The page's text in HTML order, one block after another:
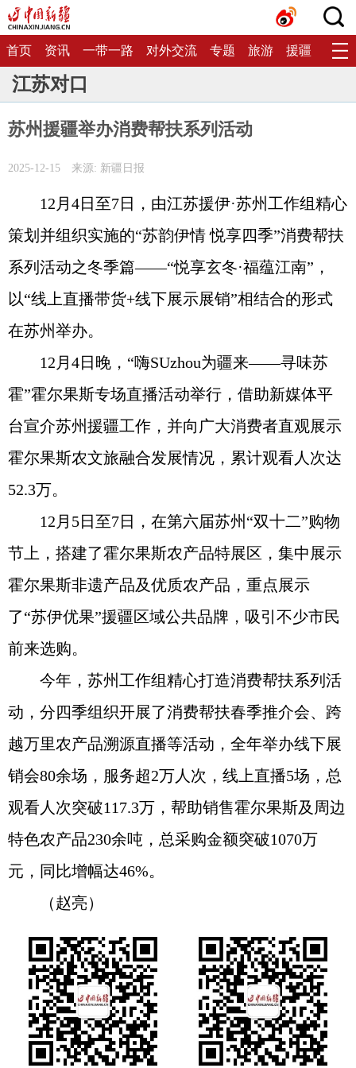
首页 资讯 一带一路 对外交流 专题 旅游 援疆 生态
江苏对口
苏州援疆举办消费帮扶系列活动
2025-12-15 来源: 新疆日报
12月4日至7日，由江苏援伊·苏州工作组精心
策划并组织实施的“苏韵伊情 悦享四季”消费帮扶
系列活动之冬季篇——“悦享玄冬·福蕴江南”，
以“线上直播带货+线下展示展销”相结合的形式
在苏州举办。
12月4日晚，“嗨SUzhou为疆来——寻味苏
霍”霍尔果斯专场直播活动举行，借助新媒体平
台宣介苏州援疆工作，并向广大消费者直观展示
霍尔果斯农文旅融合发展情况，累计观看人次达
52.3万。
12月5日至7日，在第六届苏州“双十二”购物
节上，搭建了霍尔果斯农产品特展区，集中展示
霍尔果斯非遗产品及优质农产品，重点展示
了“苏伊优果”援疆区域公共品牌，吸引不少市民
前来选购。
今年，苏州工作组精心打造消费帮扶系列活
动，分四季组织开展了消费帮扶春季推介会、跨
越万里农产品溯源直播等活动，全年举办线下展
销会80余场，服务超2万人次，线上直播5场，总
观看人次突破117.3万，帮助销售霍尔果斯及周边
特色农产品230余吨，总采购金额突破1070万
元，同比增幅达46%。
（赵亮）